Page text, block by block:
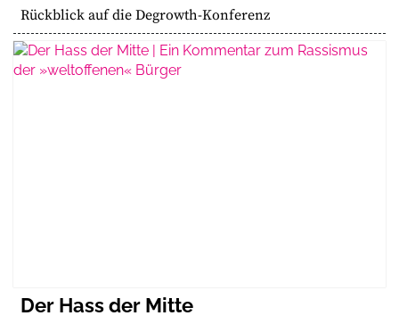
Rückblick auf die Degrowth-Konferenz
Der Hass der Mitte